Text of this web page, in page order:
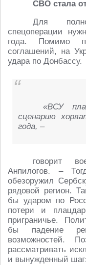
СВО стала
Для
спецоперации
года. Помимо
соглашений, на
удара по Донбассу.
«ВСУ
сценарию
года, –
говорит
Анпилогов. –
обезоружил
рядовой регион.
бы ударом по
потери и
приграничье.
бы падение
возможностей.
рассматривать
и вынужденный